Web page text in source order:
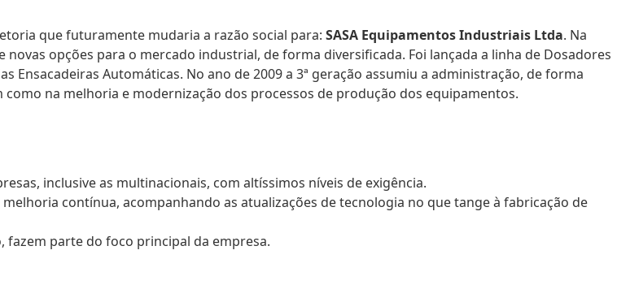
que futuramente mudaria a razão social para: SASA Equipamentos Industriais Ltda. Na
opções para o mercado industrial, de forma diversificada. Foi lançada a linha de Dosadores
Automáticas. No ano de 2009 a 3ª geração assumiu a administração, de forma
na melhoria e modernização dos processos de produção dos equipamentos.
inclusive as multinacionais, com altíssimos níveis de exigência.
contínua, acompanhando as atualizações de tecnologia no que tange à fabricação de
fazem parte do foco principal da empresa.